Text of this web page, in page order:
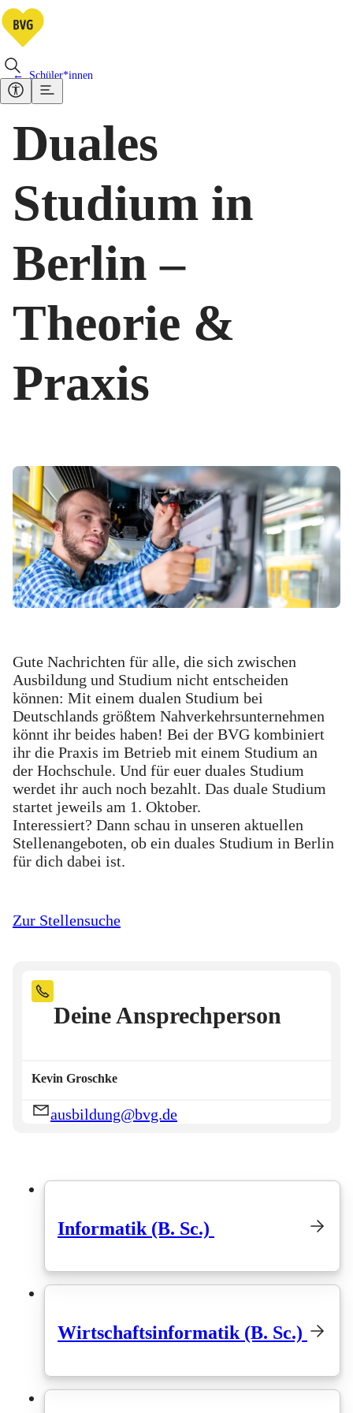
Schüler*innen
Duales
Studium in
Berlin –
Theorie &
Praxis
Gute Nachrichten für alle, die sich zwischen
Ausbildung und Studium nicht entscheiden
können: Mit einem dualen Studium bei
Deutschlands größtem Nahverkehrsunternehmen
könnt ihr beides haben! Bei der BVG kombiniert
ihr die Praxis im Betrieb mit einem Studium an
der Hochschule. Und für euer duales Studium
werdet ihr auch noch bezahlt. Das duale Studium
startet jeweils am 1. Oktober.
Interessiert? Dann schau in unseren aktuellen
Stellenangeboten, ob ein duales Studium in Berlin
für dich dabei ist.
Zur Stellensuche
Deine Ansprechperson
Kevin Groschke
ausbildung@bvg.de
Informatik (B. Sc.)
Wirtschaftsinformatik (B. Sc.)